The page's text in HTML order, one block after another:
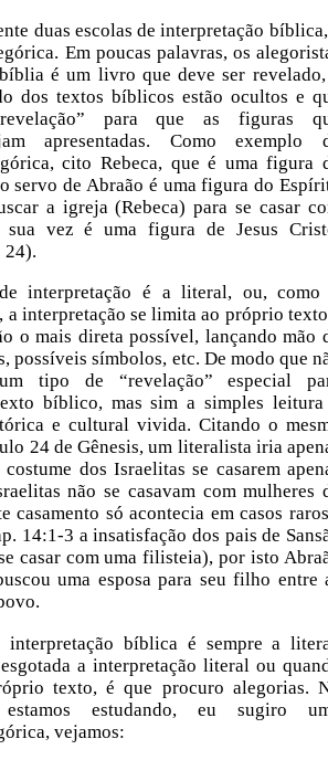
duas escolas de interpretação
Em poucas palavras, os
é um livro que deve ser
dos textos bíblicos estão ocultos e
para que as figuras
apresentadas. Como exemplo
cito Rebeca, que é uma figura
servo de Abraão é uma figura do
a igreja (Rebeca) para se casar
sua vez é uma figura de Jesus
24).
interpretação é a literal, ou, como
a interpretação se limita ao próprio
o mais direta possível, lançando mão
possíveis símbolos, etc. De modo que
tipo de “revelação” especial
bíblico, mas sim a simples
e cultural vivida. Citando o
24 de Gênesis, um literalista iria
dos Israelitas se casarem
não se casavam com mulheres
casamento só acontecia em casos
14:1-3 a insatisfação dos pais de
casar com uma filisteia), por isto
uma esposa para seu filho entre
interpretação bíblica é sempre a
a interpretação literal ou
texto, é que procuro alegorias.
estudando, eu sugiro
vejamos: